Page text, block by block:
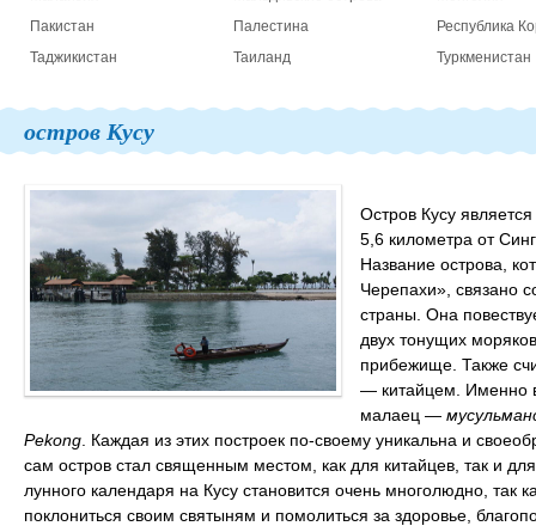
Пакистан
Палестина
Республика
Таджикистан
Таиланд Туркменистан
остров Кусу
Остров Кусу
5,6 километра от
Название острова,
Черепахи», связано
страны. Она
двух тонущих
прибежище. Также
— китайцем. Именно
малаец —
Pekong . Каждая из этих построек по-своему уникальна и
сам остров стал священным местом, как для китайцев, так и
лунного календаря на Кусу становится очень многолюдно,
поклониться своим святыням и помолиться за здоровье,